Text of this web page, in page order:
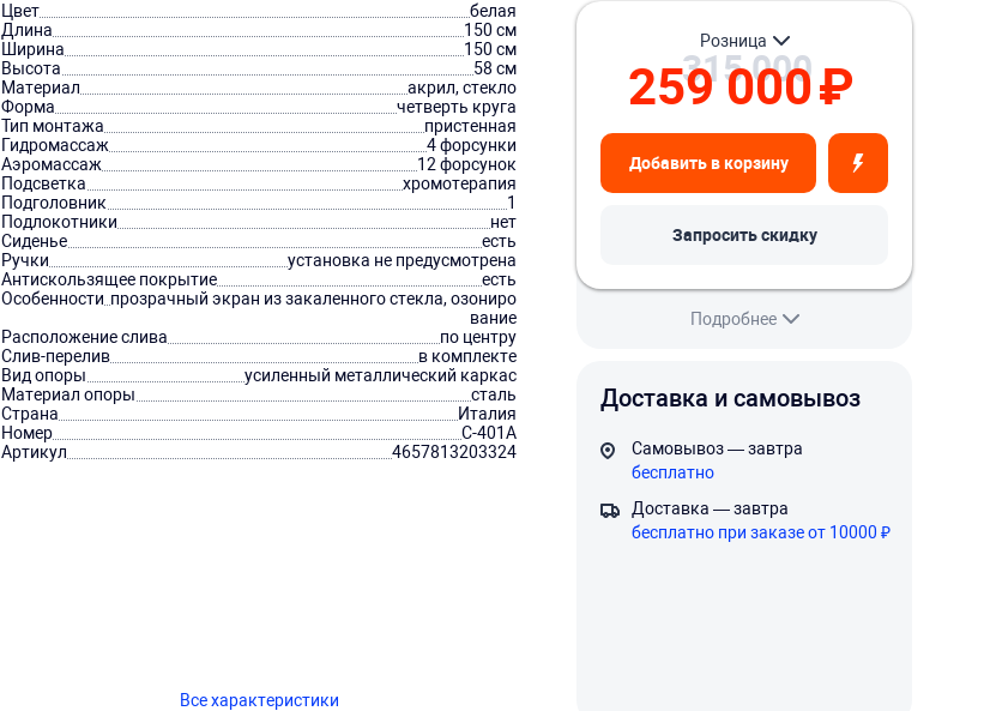
Цвет
белая
Длина
150 см
Ширина
150 см
Высота
58 см
Материал
акрил, стекло
Форма
четверть круга
Тип монтажа
пристенная
Гидромассаж
4 форсунки
Аэромассаж
12 форсунок
Подсветка
хромотерапия
Подголовник
1
Подлокотники
нет
Сиденье
есть
Ручки
установка не предусмотрена
Антискользящее покрытие
есть
Особенности прозрачный экран из закаленного стекла, озониро
вание
Расположение слива
по центру
Слив-перелив
в комплекте
Вид опоры
усиленный металлический каркас
Материал опоры
сталь
Страна
Италия
Номер
C-401A
Артикул
4657813203324
Все характеристики
розница
315 000
259 000₽
Добавить в корзину
Запросить скидку
Подробнее
Доставка и самовывоз
Самовывоз — завтра
бесплатно
Доставка — завтра
бесплатно при заказе от 10000 ₽